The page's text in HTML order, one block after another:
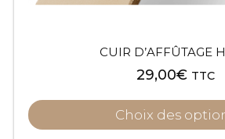
CUIR D’AFFÛTAGE
29,00€ TTC
Choix des